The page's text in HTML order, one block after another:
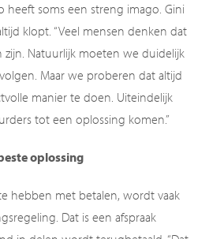
heeft soms een streng imago. Gini
klopt. “Veel mensen denken dat
Natuurlijk moeten we duidelijk
Maar we proberen dat altijd
manier te doen. Uiteindelijk
tot een oplossing komen.”
oplossing
hebben met betalen, wordt vaak
Dat is een afspraak